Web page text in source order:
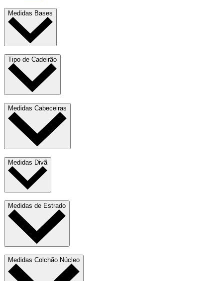
Medidas Bases
Tipo de Cadeirão
Medidas Cabeceiras
Medidas Divã
Medidas de Estrado
Medidas Colchão Núcleo